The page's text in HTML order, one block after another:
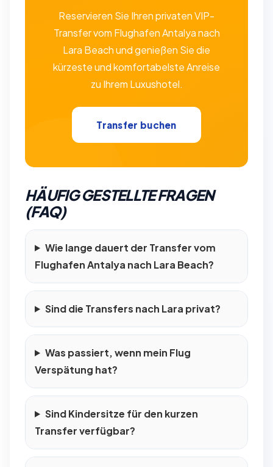
Reservieren Sie Ihren privaten VIP-
Transfer vom Flughafen Antalya nach
Lara Beach und genießen Sie die
kürzeste und komfortabelste Anreise
zu Ihrem Luxushotel.
Transfer buchen
HÄUFIG GESTELLTE FRAGEN
(FAQ)
Wie lange dauert der Transfer vom
Flughafen Antalya nach Lara Beach?
Sind die Transfers nach Lara privat?
Was passiert, wenn mein Flug
Verspätung hat?
Sind Kindersitze für den kurzen
Transfer verfügbar?